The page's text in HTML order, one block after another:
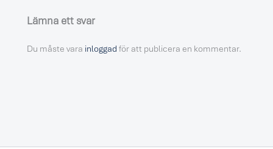
Lämna ett svar
Du måste vara inloggad för att publicera en kommentar.